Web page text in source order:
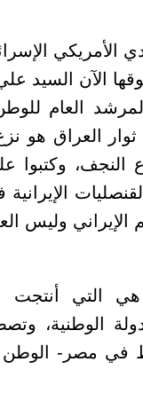
الأمريكي
الآن السيد
العام
العراق هو
النجف،
وليس
التي أنتجت
الوطنية،
مصر- الوطن